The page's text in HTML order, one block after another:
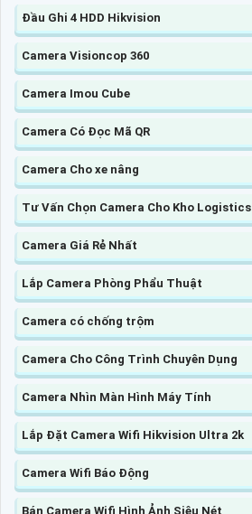
Đầu Ghi 4 HDD Hikvision
Camera Visioncop 360
Camera Imou Cube
Camera Có Đọc Mã QR
Camera Cho xe nâng
Tư Vấn Chọn Camera Cho Kho Logistics
Camera Giá Rẻ Nhất
Lắp Camera Phòng Phẩu Thuật
Camera có chống trộm
Camera Cho Công Trình Chuyên Dụng
Camera Nhìn Màn Hình Máy Tính
Lắp Đặt Camera Wifi Hikvision Ultra 2k
Camera Wifi Báo Động
Bán Camera Wifi Hình Ảnh Siêu Nét